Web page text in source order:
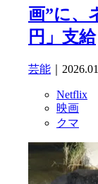
画”に、
円」支給
芸能 ｜
Netflix
映画
クマ